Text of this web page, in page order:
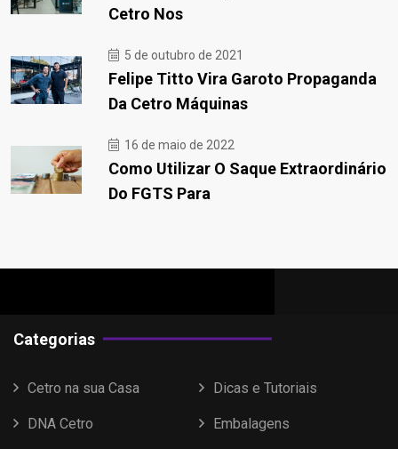
Cetro Nos
5 de outubro de 2021
Felipe Titto Vira Garoto Propaganda
Da Cetro Máquinas
16 de maio de 2022
Como Utilizar O Saque Extraordinário
Do FGTS Para
Categorias
Cetro na sua Casa Dicas e Tutoriais
DNA Cetro Embalagens